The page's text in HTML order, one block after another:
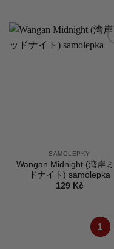
SAMOLEPKY
Wangan Midnight (湾岸
ドナイト) samolepka
129 Kč
1